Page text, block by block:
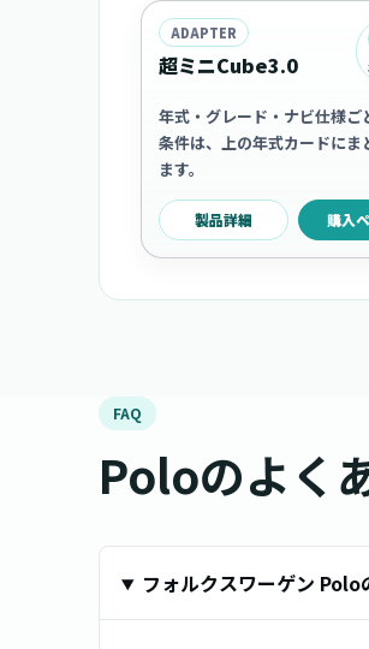
ADAPTER
超ミニCube3.0
年式・グレード・ナビ仕様ご
条件は、上の年式カードにま
ます。
製品詳細 購入
FAQ
Poloのよく
フォルクスワーゲン Polo